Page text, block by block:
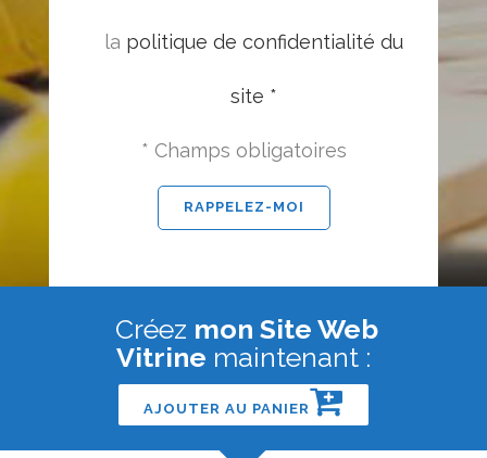
la politique de confidentialité du
site *
* Champs obligatoires
Créez mon Site Web
Vitrine maintenant :
AJOUTER AU PANIER